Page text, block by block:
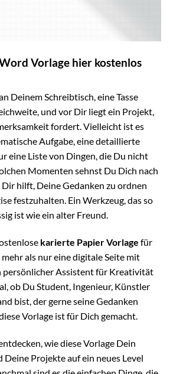
Vorlage hier kostenlos
Deinem Schreibtisch, eine Tasse
und vor Dir liegt ein Projekt,
fordert. Vielleicht ist es
Aufgabe, eine detaillierte
eine Liste von Dingen, die Du nicht
Momenten sehnst Du Dich nach
hilft, Deine Gedanken zu ordnen
festzuhalten. Ein Werkzeug, das so
ist wie ein alter Freund.
karierte Papier Vorlage für
als nur eine digitale Seite mit
persönlicher Assistent für Kreativität
ob Du Student, Ingenieur, Künstler
bist, der gerne seine Gedanken
Vorlage ist für Dich gemacht.
wie diese Vorlage Dein
Deine Projekte auf ein neues Level